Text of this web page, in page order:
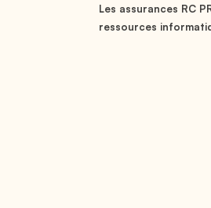
Les assurances RC
ressources